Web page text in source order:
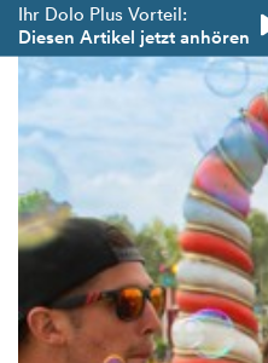
Ihr Dolo Plus Vorteil:
Diesen Artikel jetzt anhören